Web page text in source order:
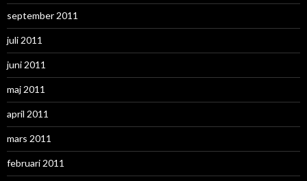
september 2011
juli 2011
juni 2011
maj 2011
april 2011
mars 2011
februari 2011